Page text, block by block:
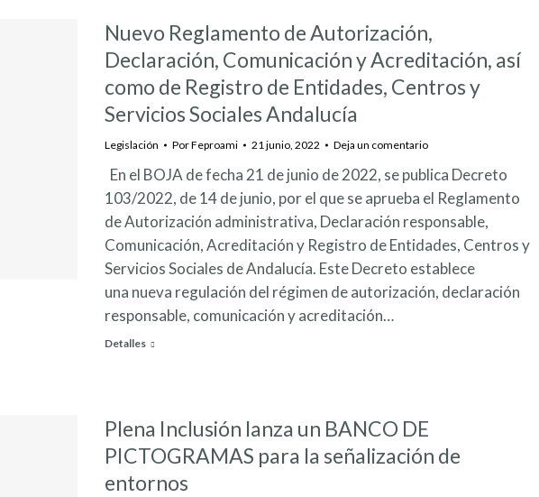
Nuevo Reglamento de Autorización,
Declaración, Comunicación y Acreditación, así
como de Registro de Entidades, Centros y
Servicios Sociales Andalucía
Legislación PorFeproami 21 junio, 2022 Deja un comentario
En el BOJA de fecha 21 de junio de 2022, se publica Decreto
103/2022, de 14 de junio, por el que se aprueba el Reglamento
de Autorización administrativa, Declaración responsable,
Comunicación, Acreditación y Registro de Entidades, Centros y
Servicios Sociales de Andalucía. Este Decreto establece
una nueva regulación del régimen de autorización, declaración
responsable, comunicación y acreditación…
Detalles
Plena Inclusión lanza un BANCO DE
PICTOGRAMAS para la señalización de
entornos